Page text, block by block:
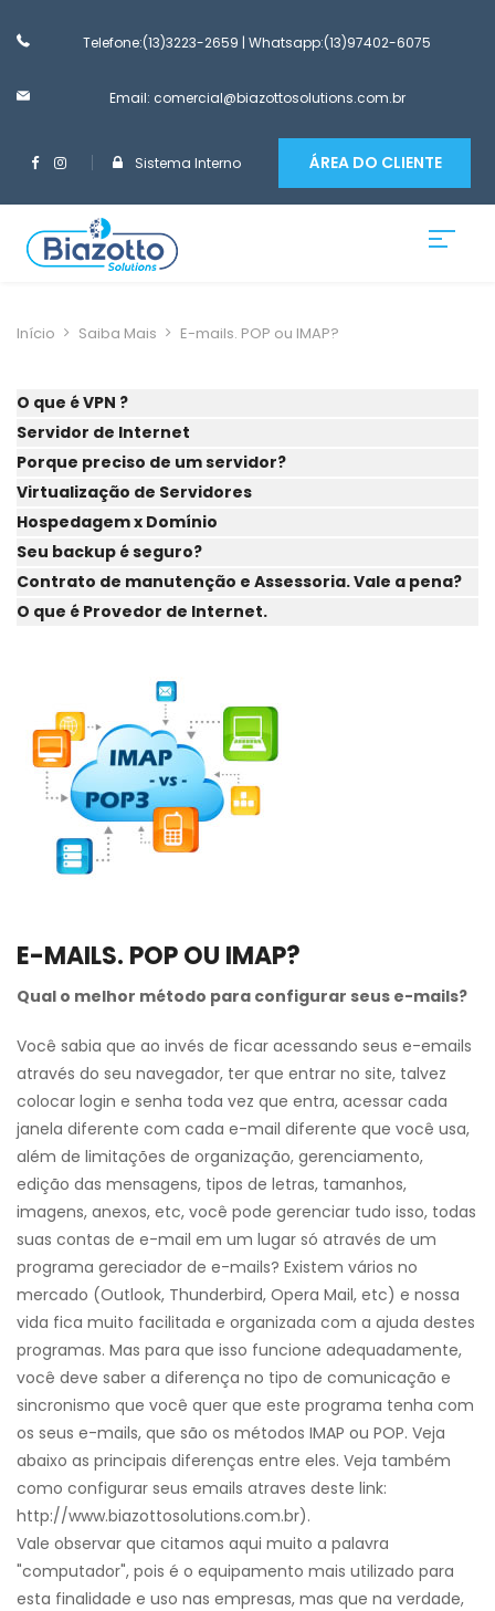
Telefone:(13)3223-2659 | Whatsapp:(13)97402-6075
Email: comercial@biazottosolutions.com.br
Sistema Interno ÁREA DO CLIENTE
Início Saiba Mais E-mails. POP ou IMAP?
O que é VPN ?
Servidor de Internet
Porque preciso de um servidor?
Virtualização de Servidores
Hospedagem x Domínio
Seu backup é seguro?
Contrato de manutenção e Assessoria. Vale a pena?
O que é Provedor de Internet.
E-MAILS. POP OU IMAP?
Qual o melhor método para configurar seus e-mails?
Você sabia que ao invés de ficar acessando seus e-emails
através do seu navegador, ter que entrar no site, talvez
colocar login e senha toda vez que entra, acessar cada
janela diferente com cada e-mail diferente que você usa,
além de limitações de organização, gerenciamento,
edição das mensagens, tipos de letras, tamanhos,
imagens, anexos, etc, você pode gerenciar tudo isso, todas
suas contas de e-mail em um lugar só através de um
programa gereciador de e-mails? Existem vários no
mercado (Outlook, Thunderbird, Opera Mail, etc) e nossa
vida fica muito facilitada e organizada com a ajuda destes
programas. Mas para que isso funcione adequadamente,
você deve saber a diferença no tipo de comunicação e
sincronismo que você quer que este programa tenha com
os seus e-mails, que são os métodos IMAP ou POP. Veja
abaixo as principais diferenças entre eles. Veja também
como configurar seus emails atraves deste link:
http://www.biazottosolutions.com.br).
Vale observar que citamos aqui muito a palavra
"computador", pois é o equipamento mais utilizado para
esta finalidade e uso nas empresas, mas que na verdade,